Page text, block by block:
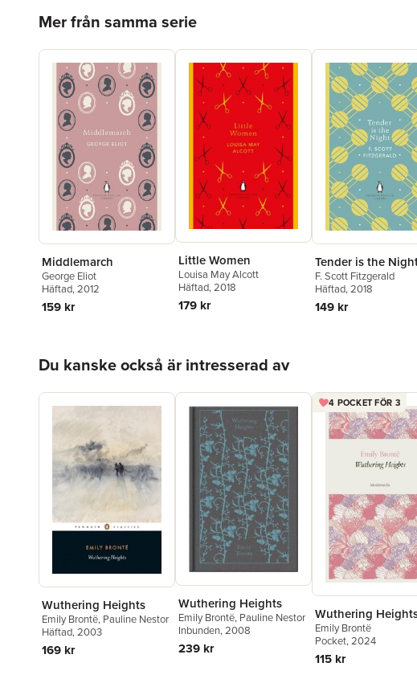
Mer från samma serie
Middlemarch
George Eliot
Häftad, 2012
159 kr
Little Women
Louisa May Alcott
Häftad, 2018
179 kr
Tender is the
F. Scott Fitzgerald
Häftad, 2018
149 kr
Du kanske också är intresserad av
Wuthering Heights
Emily Brontë, Pauline Nestor
Häftad, 2003
169 kr
Wuthering Heights
Emily Brontë, Pauline Nestor
Inbunden, 2008
239 kr
4 POCKET FÖR 3
Wuthering
Emily Brontë
Pocket, 2024
115 kr